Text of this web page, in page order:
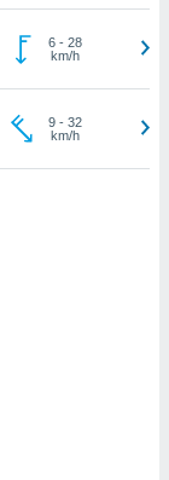
6- 28
km/h
9- 32
km/h